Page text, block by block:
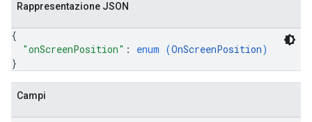
Rappresentazione JSON
{
"onScreenPosition" : enum (OnScreenPosition)
}
Campi